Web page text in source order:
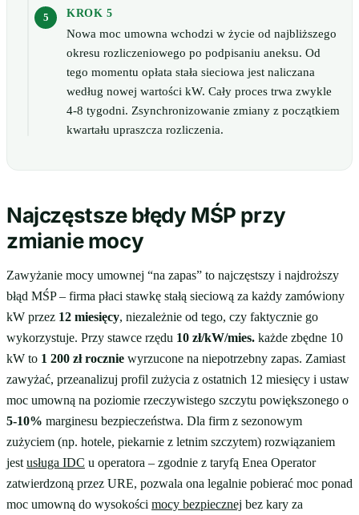
KROK 5
Nowa moc umowna wchodzi w życie od najbliższego
okresu rozliczeniowego po podpisaniu aneksu. Od
tego momentu opłata stała sieciowa jest naliczana
według nowej wartości kW. Cały proces trwa zwykle
4-8 tygodni. Zsynchronizowanie zmiany z początkiem
kwartału upraszcza rozliczenia.
Najczęstsze błędy MŚP przy
zmianie mocy
Zawyżanie mocy umownej “na zapas” to najczęstszy i najdroższy
błąd MŚP – firma płaci stawkę stałą sieciową za każdy zamówiony
kW przez 12 miesięcy, niezależnie od tego, czy faktycznie go
wykorzystuje. Przy stawce rzędu 10 zł/kW/mies. każde zbędne 10
kW to 1 200 zł rocznie wyrzucone na niepotrzebny zapas. Zamiast
zawyżać, przeanalizuj profil zużycia z ostatnich 12 miesięcy i ustaw
moc umowną na poziomie rzeczywistego szczytu powiększonego o
5-10% marginesu bezpieczeństwa. Dla firm z sezonowym
zużyciem (np. hotele, piekarnie z letnim szczytem) rozwiązaniem
jest usługa IDC u operatora – zgodnie z taryfą Enea Operator
zatwierdzoną przez URE, pozwala ona legalnie pobierać moc ponad
moc umowną do wysokości mocy bezpiecznej bez kary za